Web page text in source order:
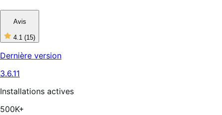
Avis
4.1 (15)
4
étoiles
sur
Dernière version
3.6.11
Installations actives
500K+